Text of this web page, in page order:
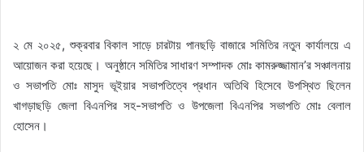
২ মে ২০২৫, শুক্রবার বিকাল সাড়ে চারটায় পানছড়ি বাজারে সমিতির নতুন কার্যালয়ে এ
আয়োজন করা হয়েছে। অনুষ্ঠানে সমিতির সাধারণ সম্পাদক মোঃ কামরুজ্জামান’র সঞ্চালনায়
ও সভাপতি মোঃ মাসুদ ভূইয়ার সভাপতিত্বে প্রধান অতিথি হিসেবে উপস্থিত ছিলেন
খাগড়াছড়ি জেলা বিএনপির সহ-সভাপতি ও উপজেলা বিএনপির সভাপতি মোঃ বেলাল
হোসেন।